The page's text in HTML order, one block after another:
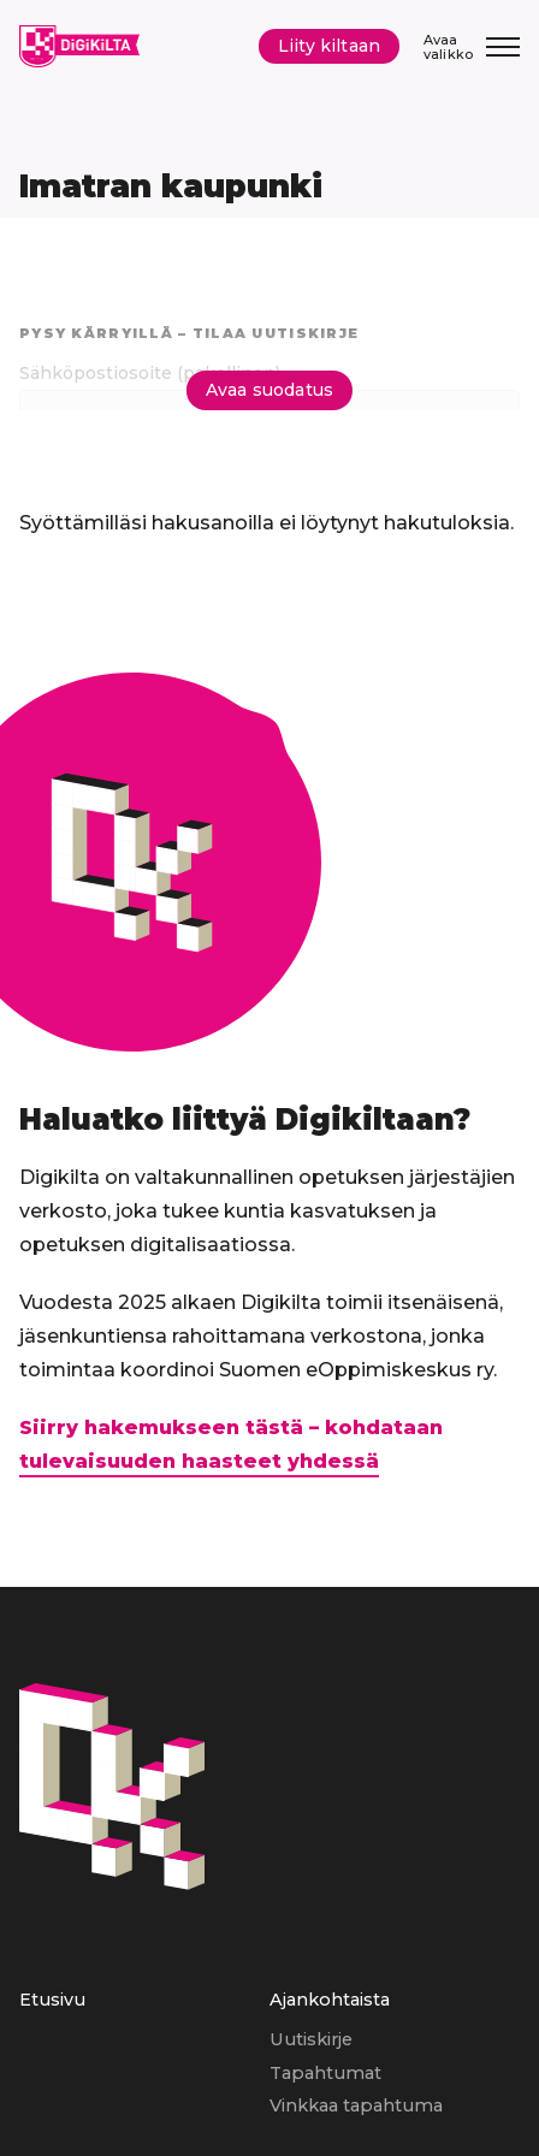
sisältöön
Avaa
valikko
Liity kiltaan
Imatran kaupunki
PYSY KÄRRYILLÄ – TILAA UUTISKIRJE
Sähköpostiosoite (pakollinen)
Avaa suodatus
Syöttämilläsi hakusanoilla ei löytynyt hakutuloksia.
Haluatko liittyä Digikiltaan?
Digikilta on valtakunnallinen opetuksen järjestäjien
verkosto, joka tukee kuntia kasvatuksen ja
opetuksen digitalisaatiossa.
Vuodesta 2025 alkaen Digikilta toimii itsenäisenä,
jäsenkuntiensa rahoittamana verkostona, jonka
toimintaa koordinoi Suomen eOppimiskeskus ry.
Siirry hakemukseen tästä – kohdataan
tulevaisuuden haasteet yhdessä
Etusivu
Ajankohtaista
Uutiskirje
Tapahtumat
Vinkkaa tapahtuma